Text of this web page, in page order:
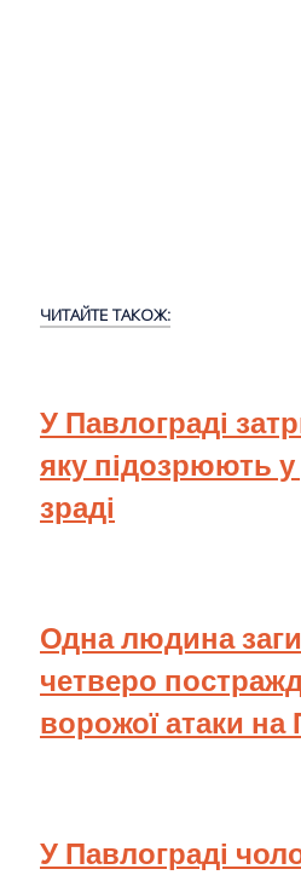
ЧИТАЙТЕ ТАКОЖ:
У Павлограді
яку підозрюють
зраді
Одна людина
четверо
ворожої атаки на
У Павлограді